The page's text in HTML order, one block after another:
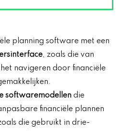
planning software met een
, zoals die van
navigeren door financiële
softwaremodellen die
financiële plannen
die gebruikt in drie-